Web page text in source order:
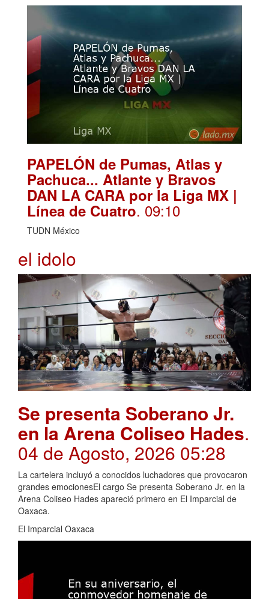
PAPELÓN de Pumas, Atlas y
Pachuca... Atlante y Bravos
DAN LA CARA por la Liga MX |
Línea de Cuatro. 09:10
TUDN México
el idolo
Se presenta Soberano Jr.
en la Arena Coliseo Hades.
04 de Agosto, 2026 05:28
La cartelera incluyó a conocidos luchadores que provocaron
grandes emocionesEl cargo Se presenta Soberano Jr. en la
Arena Coliseo Hades apareció primero en El Imparcial de
Oaxaca.
El Imparcial Oaxaca